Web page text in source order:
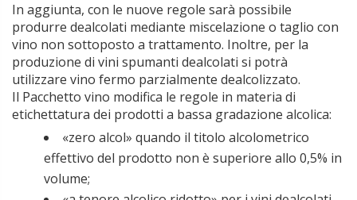
In aggiunta, con le nuove regole sarà possibile
produrre dealcolati mediante miscelazione o taglio con
vino non sottoposto a trattamento. Inoltre, per la
produzione di vini spumanti dealcolati si potrà
utilizzare vino fermo parzialmente dealcolizzato.
Il Pacchetto vino modifica le regole in materia di
etichettatura dei prodotti a bassa gradazione alcolica:
«zero alcol» quando il titolo alcolometrico
effettivo del prodotto non è superiore allo 0,5% in
volume;